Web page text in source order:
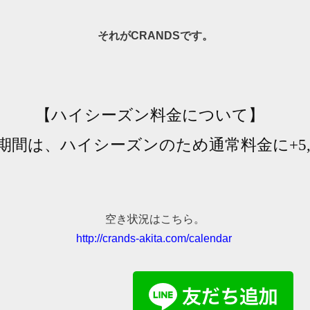
それがCRANDSです。
【ハイシーズン料金について】
間は、ハイシーズンのため通常料金に
空き状況はこちら。
http://crands-akita.com/calendar